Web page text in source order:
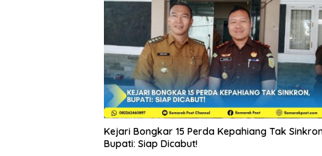
Kejari Bongkar 15 Perda Kepahiang Tak
Bupati: Siap Dicabut!